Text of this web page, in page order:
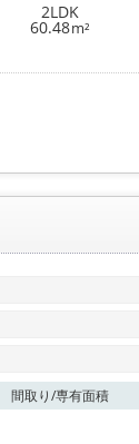
2LDK
60.48m²
間取り/専有面積